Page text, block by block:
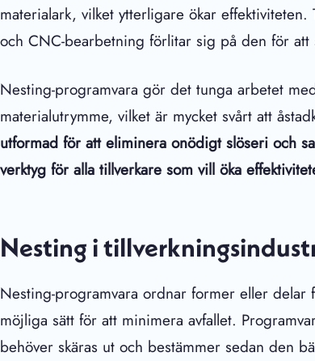
materialark, vilket ytterligare ökar
och CNC-bearbetning förlitar sig på den för att
Nesting-programvara gör det tunga arbetet
materialutrymme, vilket är mycket svårt att
utformad för att eliminera onödigt slöseri och
verktyg för alla tillverkare som vill öka
Nesting i
Nesting-programvara ordnar former eller delar
möjliga sätt för att minimera avfallet.
behöver skäras ut och bestämmer sedan den